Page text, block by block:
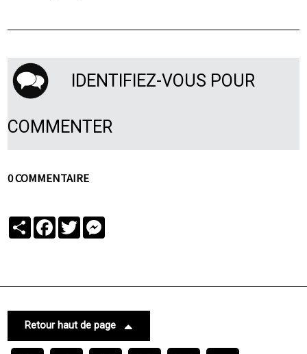
IDENTIFIEZ-VOUS POUR
COMMENTER
0 COMMENTAIRE
PartagerFacebook
Twitter
Retour haut de page